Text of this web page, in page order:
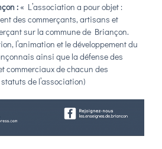
:« L’association a pour objet :
des commerçants, artisans et
sur la commune de Briançon.
l’animation et le développement du
ainsi que la défense des
commerciaux de chacun des
de l’association)